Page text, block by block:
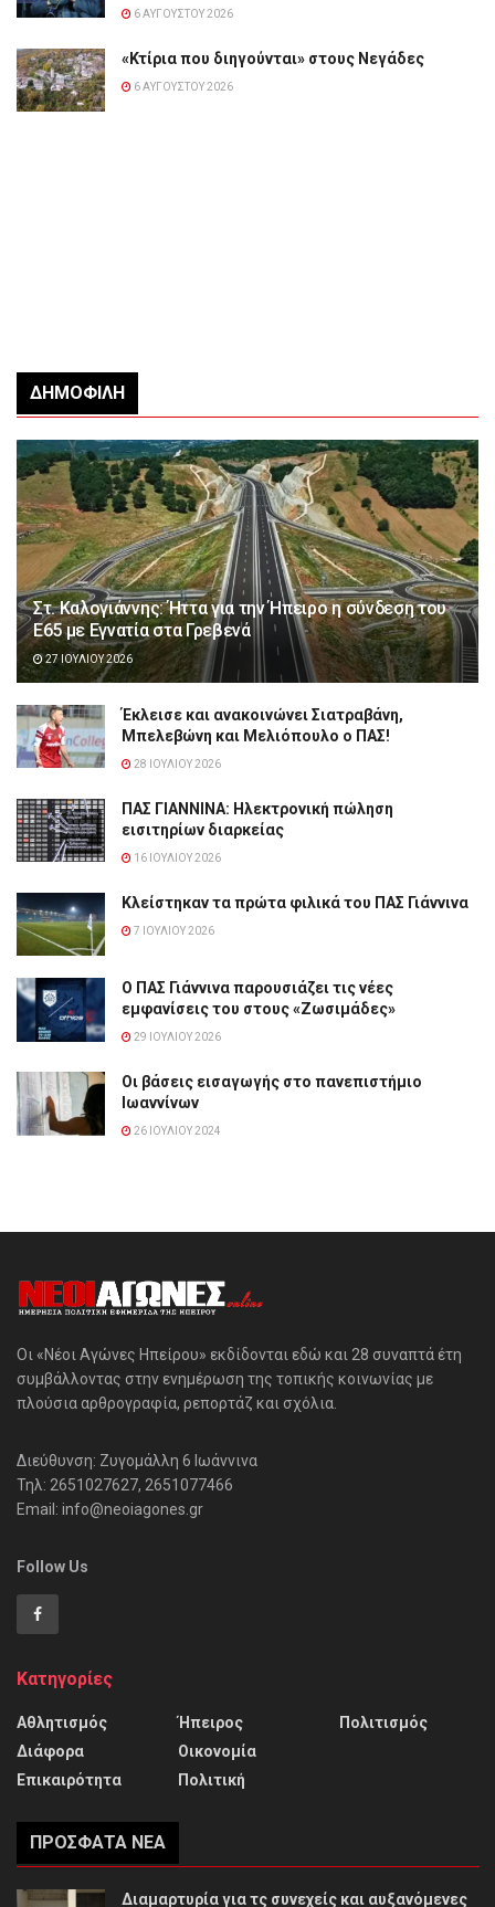
6 ΑΥΓΟΎΣΤΟΥ 2026
«Κτίρια που διηγούνται» στους Νεγάδες
6 ΑΥΓΟΎΣΤΟΥ 2026
ΔΗΜΟΦΙΛΉ
Στ. Καλογιάννης: Ήττα για την Ήπειρο η σύνδεση του
Ε65 με Εγνατία στα Γρεβενά
27 ΙΟΥΛΊΟΥ 2026
Έκλεισε και ανακοινώνει Σιατραβάνη,
Μπελεβώνη και Μελιόπουλο ο ΠΑΣ!
28 ΙΟΥΛΊΟΥ 2026
ΠΑΣ ΓΙΑΝΝΙΝΑ: Hλεκτρονική πώληση
εισιτηρίων διαρκείας
16 ΙΟΥΛΊΟΥ 2026
Κλείστηκαν τα πρώτα φιλικά του ΠΑΣ Γιάννινα
7 ΙΟΥΛΊΟΥ 2026
Ο ΠΑΣ Γιάννινα παρουσιάζει τις νέες
εμφανίσεις του στους «Ζωσιμάδες»
29 ΙΟΥΛΊΟΥ 2026
Οι βάσεις εισαγωγής στο πανεπιστήμιο
Ιωαννίνων
26 ΙΟΥΛΊΟΥ 2024
Οι «Νέοι Αγώνες Ηπείρου» εκδίδονται εδώ και 28 συναπτά έτη
συμβάλλοντας στην ενημέρωση της τοπικής κοινωνίας με
πλούσια αρθρογραφία, ρεπορτάζ και σχόλια.
Διεύθυνση: Ζυγομάλλη 6 Ιωάννινα
Τηλ: 2651027627, 2651077466
Email: info@neoiagones.gr
Follow Us
Κατηγορίες
Αθλητισμός
Διάφορα
Επικαιρότητα
Ήπειρος
Οικονομία
Πολιτική
Πολιτισμός
ΠΡΌΣΦΑΤΑ ΝΈΑ
Διαμαρτυρία για τς συνεχείς και αυξανόμενες